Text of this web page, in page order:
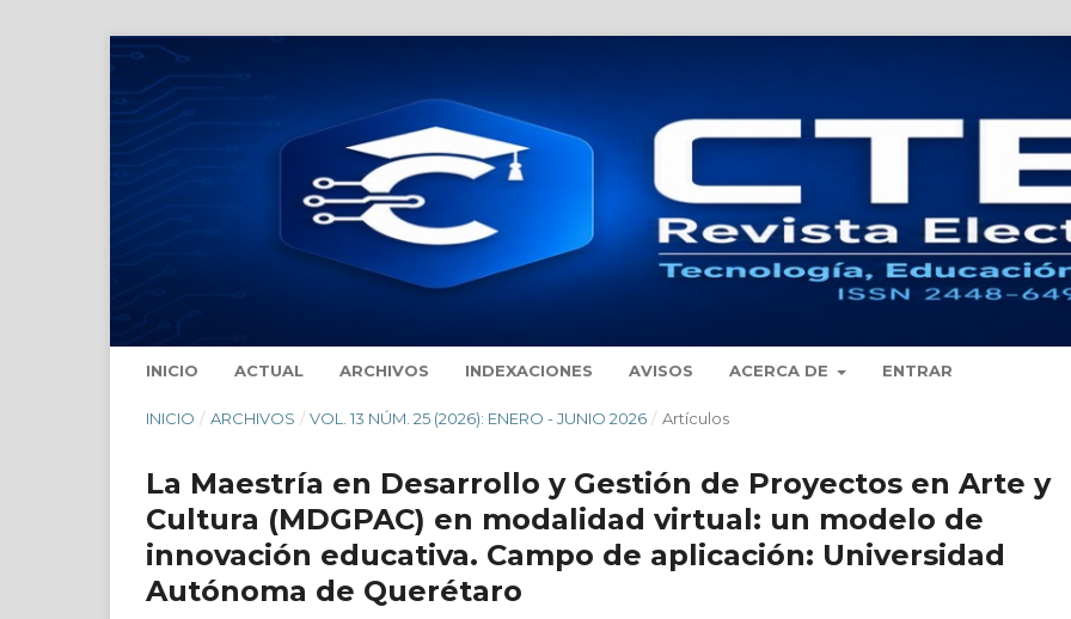
INICIO ACTUAL ARCHIVOS INDEXACIONES AVISOS ACERCA DE ENTRAR
INICIO / ARCHIVOS / VOL. 13 NÚM. 25 (2026): ENERO - JUNIO 2026 / Artículos
La Maestría en Desarrollo y Gestión de Proyectos en Arte y
Cultura (MDGPAC) en modalidad virtual: un modelo de
innovación educativa. Campo de aplicación: Universidad
Autónoma de Querétaro